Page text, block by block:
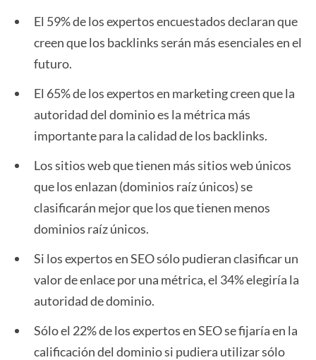
El 59% de los expertos encuestados declaran que
creen que los backlinks serán más esenciales en el
futuro.
El 65% de los expertos en marketing creen que la
autoridad del dominio es la métrica más
importante para la calidad de los backlinks.
Los sitios web que tienen más sitios web únicos
que los enlazan (dominios raíz únicos) se
clasificarán mejor que los que tienen menos
dominios raíz únicos.
Si los expertos en SEO sólo pudieran clasificar un
valor de enlace por una métrica, el 34% elegiría la
autoridad de dominio.
Sólo el 22% de los expertos en SEO se fijaría en la
calificación del dominio si pudiera utilizar sólo